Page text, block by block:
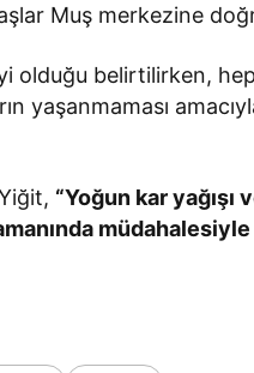
Muş merkezine
olduğu belirtilirken,
yaşanmaması
“Yoğun kar
müdahalesiyle